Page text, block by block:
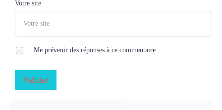
Votre site
Me prévenir des réponses à ce commentaire
Valider